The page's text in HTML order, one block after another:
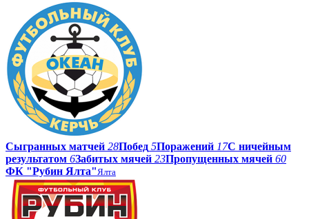
Сыгранных матчей 28Побед 5Поражений 17С ничейным
результатом 6Забитых мячей 23Пропущенных мячей 60
ФК "Рубин Ялта"Ялта